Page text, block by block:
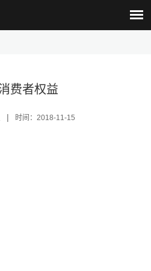
费者权益
| 时间：2018-11-15